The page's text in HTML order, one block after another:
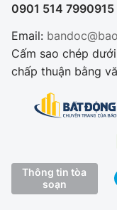
0901 514 7990915
Email:
Cấm sao chép
chấp thuận bằng
Thông tin tòa
soạn